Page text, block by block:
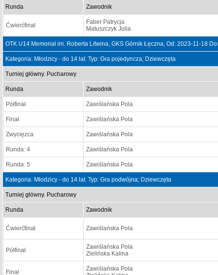
Runda Zawodnik
Ćwierćfinał
Faber Patrycja
Matuszczyk Julia
OTK U14 Memoriał im. Roberta Litwina, GKS Górnik Łęczna, Od: 2023-11-18
Kategoria: Młodzicy - do 14 lat. Typ: Gra pojedyncza; Dziewczęta
Turniej główny. Pucharowy
Runda Zawodnik
Półfinał Zawiślańska Pola
Finał Zawiślańska Pola
Zwycięzca Zawiślańska Pola
Runda: 4 Zawiślańska Pola
Runda: 5 Zawiślańska Pola
Kategoria: Młodzicy - do 14 lat. Typ: Gra podwójna; Dziewczęta
Turniej główny. Pucharowy
Runda Zawodnik
Ćwierćfinał Zawiślańska Pola
Półfinał
Zawiślańska Pola
Zielińska Kalina
Finał
Zawiślańska Pola